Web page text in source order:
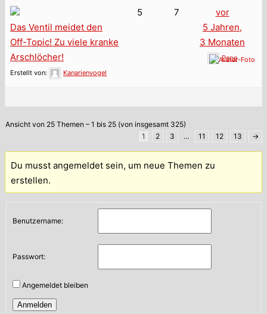
Das Ventil meidet den
Off-Topic! Zu viele kranke
Arschlöcher!
Erstellt von: Kanarienvogel
5 7
vor
5 Jahren,
3 Monaten
Pepe
Ansicht von 25 Themen – 1 bis 25 (von insgesamt 325)
1
2 3 … 11 12 13 →
Du musst angemeldet sein, um neue Themen zu
erstellen.
Benutzername:
Passwort:
Angemeldet bleiben
Anmelden